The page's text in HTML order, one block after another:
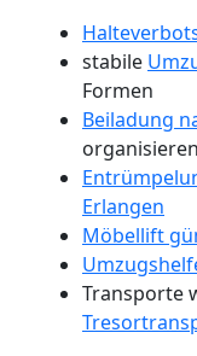
stabile
Formen
Beiladung
Erlangen
Möbellift
Transporte